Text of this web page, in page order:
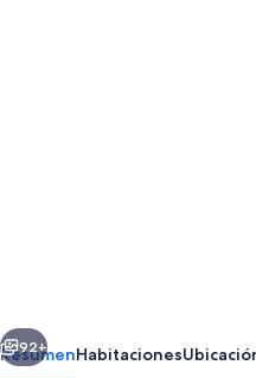
Spa
Siguiente
92+
ResumenHabitaciones